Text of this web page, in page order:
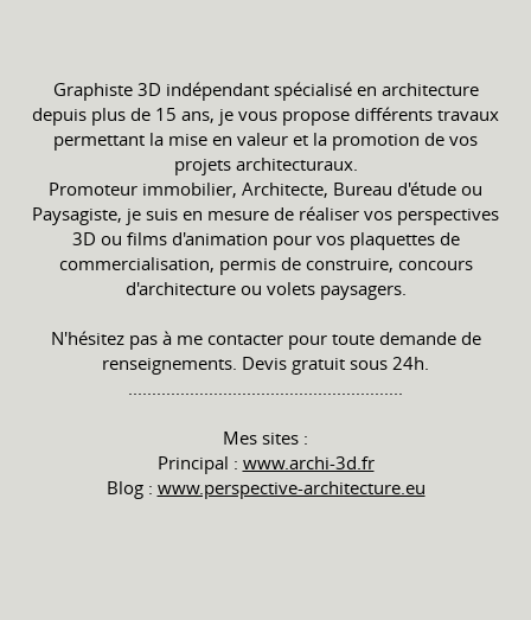
Graphiste 3D indépendant spécialisé en architecture
depuis plus de 15 ans, je vous propose différents travaux
permettant la mise en valeur et la promotion de vos
projets architecturaux.
Promoteur immobilier, Architecte, Bureau d'étude ou
Paysagiste, je suis en mesure de réaliser vos perspectives
3D ou films d'animation pour vos plaquettes de
commercialisation, permis de construire, concours
d'architecture ou volets paysagers.
N'hésitez pas à me contacter pour toute demande de
renseignements. Devis gratuit sous 24h.
Mes sites :
Principal : www.archi-3d.fr
Blog : www.perspective-architecture.eu